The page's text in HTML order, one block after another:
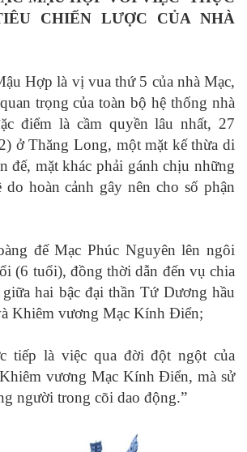
CHIẾN LƯỢC CỦA NHÀ
Hợp là vị vua thứ 5 của nhà Mạc,
trọng của toàn bộ hệ thống nhà
điểm là cầm quyền lâu nhất, 27
ở Thăng Long, một mặt kế thừa di
đế, mặt khác phải gánh chịu những
do hoàn cảnh gây nên cho số phận
đế Mạc Phúc Nguyên lên ngôi
(6 tuổi), đồng thời dẫn đến vụ chia
hai bậc đại thần Tứ Dương hầu
Khiêm vương Mạc Kính Điển;
tiếp là việc qua đời đột ngột của
vương Mạc Kính Điển, mà sử
người trong cõi dao động.”